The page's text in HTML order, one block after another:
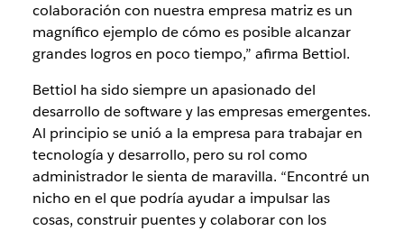
colaboración con nuestra empresa matriz es un
magnífico ejemplo de cómo es posible alcanzar
grandes logros en poco tiempo,” afirma Bettiol.
Bettiol ha sido siempre un apasionado del
desarrollo de software y las empresas emergentes.
Al principio se unió a la empresa para trabajar en
tecnología y desarrollo, pero su rol como
administrador le sienta de maravilla. “Encontré un
nicho en el que podría ayudar a impulsar las
cosas, construir puentes y colaborar con los